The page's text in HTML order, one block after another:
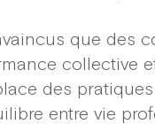
que des
collective
des
entre vie